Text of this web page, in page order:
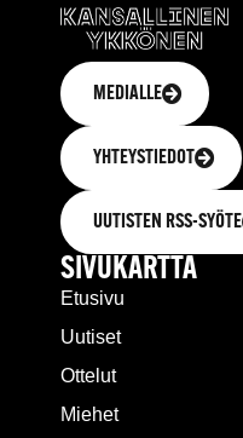
MEDIALLE
YHTEYSTIEDOT
UUTISTEN RSS-SYÖTE
SIVUKARTTA
Etusivu
Uutiset
Ottelut
Miehet